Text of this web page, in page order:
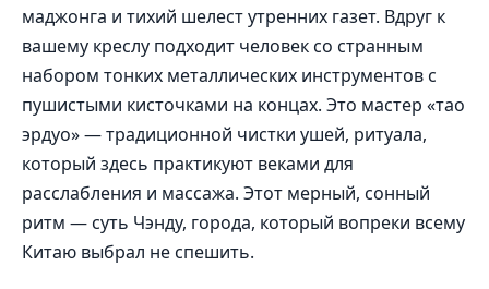
маджонга и тихий шелест утренних газет. Вдруг к
вашему креслу подходит человек со странным
набором тонких металлических инструментов с
пушистыми кисточками на концах. Это мастер «тао
эрдуо» — традиционной чистки ушей, ритуала,
который здесь практикуют веками для
расслабления и массажа. Этот мерный, сонный
ритм — суть Чэнду, города, который вопреки всему
Китаю выбрал не спешить.